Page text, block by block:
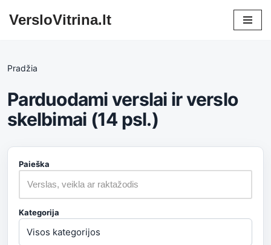
VersloVitrina.lt
Pradžia
Parduodami verslai ir verslo
skelbimai (14 psl.)
Paieška
Kategorija